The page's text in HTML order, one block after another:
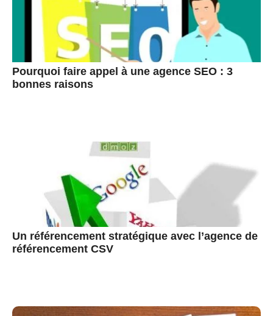
Pourquoi faire appel à une agence SEO : 3
bonnes raisons
Un référencement stratégique avec l’agence de
référencement CSV